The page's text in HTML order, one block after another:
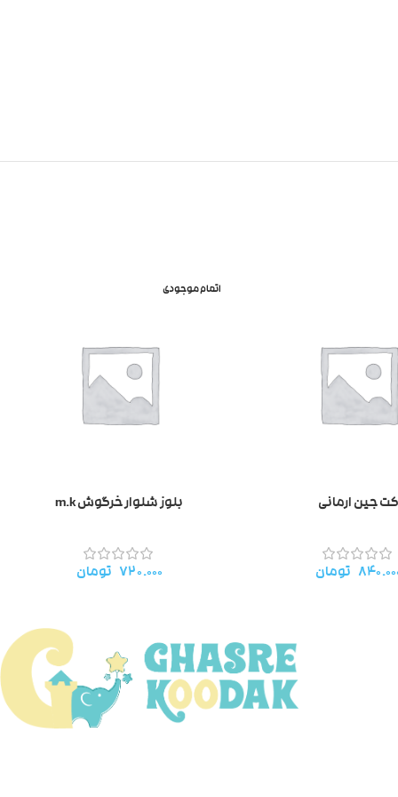
کت جین ارمانی
تومان
اتمام موجودی
بلوز شلوار خرگوش m.k
۷۲۰.۰۰۰ تومان